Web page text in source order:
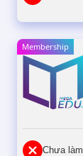
Membership
Chưa làm